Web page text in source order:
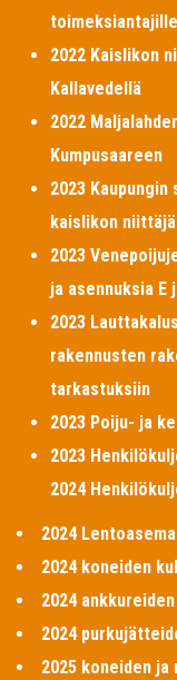
toimeksiantajille
2022 Kaislikon
Kallavedellä
2022
Kumpusaareen
2023
kaislikon
2023
ja asennuksia E
2023
rakennusten
tarkastuksiin
2023 Poiju- ja
2023
2024
2024
2024 koneiden
2024
2024
2025 koneiden